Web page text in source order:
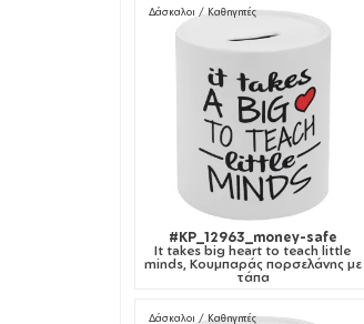
Δάσκαλοι / Καθηγητές
#KP_12963_money-safe
It takes big heart to teach little
minds, Κουμπαράς πορσελάνης με
τάπα
Δάσκαλοι / Καθηγητές